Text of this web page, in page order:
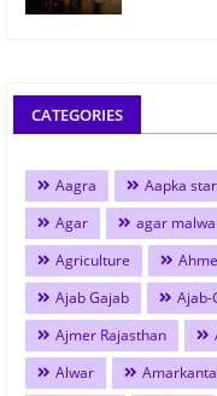
CATEGORIES
Aagra Aapka star
Agar
agar malwa
Agriculture
Ajab Gajab
Ajab-
Ajmer Rajasthan
Alwar